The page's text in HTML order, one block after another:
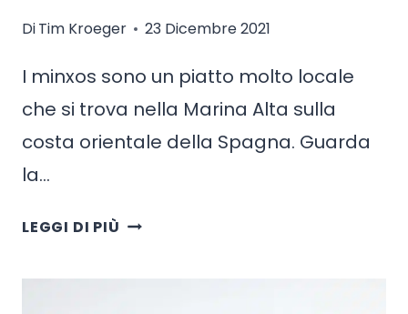
DiTim Kroeger 23 Dicembre 2021
I minxos sono un piatto molto locale
che si trova nella Marina Alta sulla
costa orientale della Spagna. Guarda
la…
LEGGI DI PIÙ RICETTA